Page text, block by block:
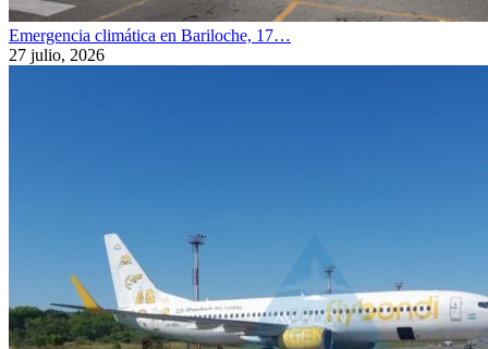
Emergencia climática en Bariloche, 17…
27 julio, 2026